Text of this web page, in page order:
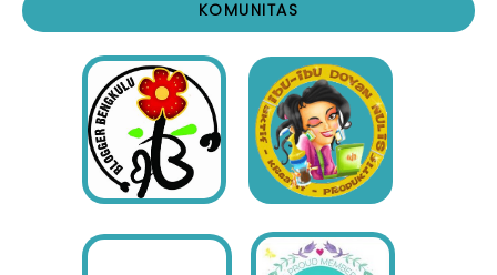
KOMUNITAS